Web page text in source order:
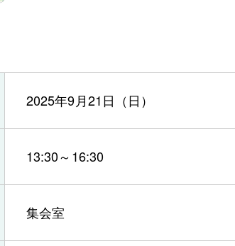
2025年9月21日（日）
13:30～16:30
集会室